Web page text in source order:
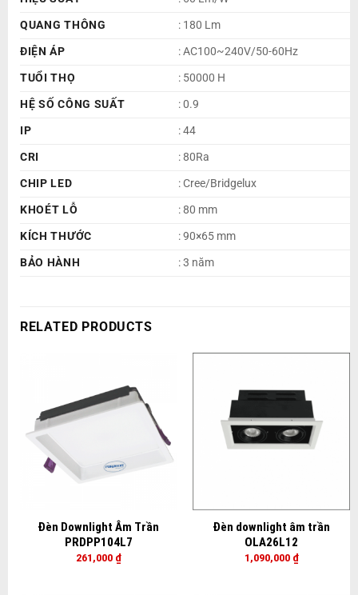
QUANG THÔNG
: 180 Lm
ĐIỆN ÁP
: AC100~240V/50-60Hz
TUỔI THỌ
: 50000 H
HỆ SỐ CÔNG SUẤT
: 0.9
IP
: 44
CRI
: 80Ra
CHIP LED
: Cree/Bridgelux
KHOÉT LỖ
: 80 mm
KÍCH THƯỚC
: 90×65 mm
BẢO HÀNH
: 3 năm
RELATED PRODUCTS
Đèn Downlight Âm Trần
PRDPP104L7
261,000 ₫
Đèn downlight âm trần
OLA26L12
1,090,000 ₫